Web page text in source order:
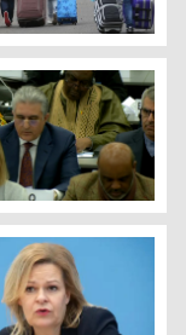
تعبيرية
وزير الداخلية في